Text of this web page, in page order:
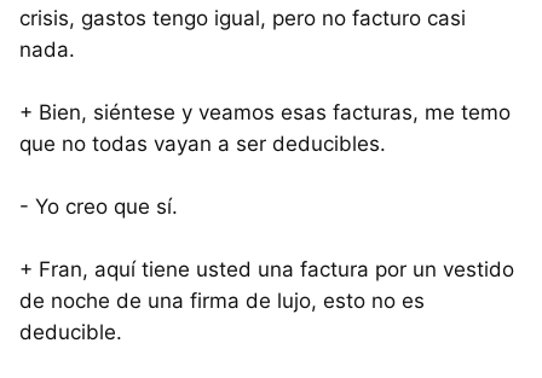
crisis, gastos tengo igual, pero no facturo casi
nada.
+ Bien, siéntese y veamos esas facturas, me temo
que no todas vayan a ser deducibles.
- Yo creo que sí.
+ Fran, aquí tiene usted una factura por un vestido
de noche de una firma de lujo, esto no es
deducible.